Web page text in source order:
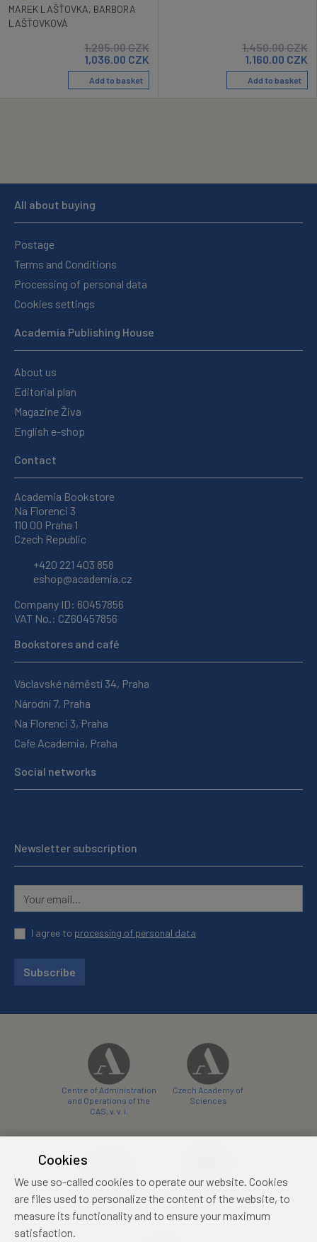
MAREK LAŠŤOVKA, BARBORA
LAŠŤOVKOVÁ
1,295.00CZK
1,036.00 CZK
Add to basket
1,450.00CZK
1,160.00 CZK
Add to basket
All about buying
Postage
Terms and Conditions
Processing of personal data
Cookies settings
Academia Publishing House
About us
Editorial plan
Magazine Živa
English e-shop
Contact
Academia Bookstore
Na Florenci 3
110 00 Praha 1
Czech Republic
+420 221 403 858
eshop@academia.cz
Company ID: 60457856
VAT No.: CZ60457856
Bookstores and café
Václavské náměstí 34, Praha
Národní 7, Praha
Na Florenci 3, Praha
Cafe Academia, Praha
Social networks
Newsletter subscription
I agree to processing of personal data
Subscribe
Centre of Administration
and Operations of the
CAS, v. v. i.
Czech Academy of
Sciences
conference centre
konferenční centrum
Cookies
We use so-called cookies to operate our website. Cookies
are files used to personalize the content of the website, to
measure its functionality and to ensure your maximum
satisfaction.